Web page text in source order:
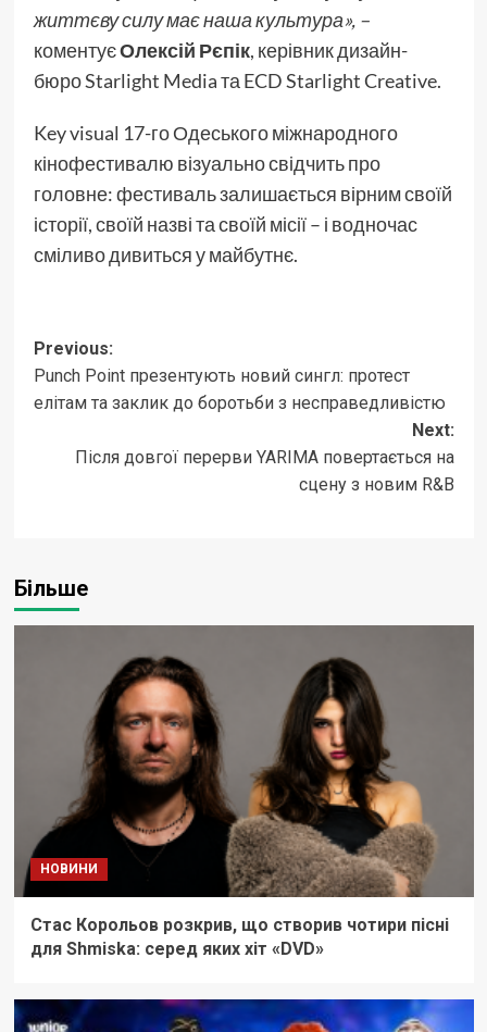
життєву силу має наша культура», –
коментуєОлексій Рєпік, керівник дизайн-
бюро Starlight Media та ECD Starlight Creative.
Key visual 17-го Одеського міжнародного
кінофестивалю візуально свідчить про
головне: фестиваль залишається вірним своїй
історії, своїй назві та своїй місії – і водночас
сміливо дивиться у майбутнє.
Post
navigation
Previous:
Punch Point презентують новий сингл: протест
елітам та заклик до боротьби з несправедливістю
Next:
Після довгої перерви YARIMA повертається на
сцену з новим R&B
Більше
НОВИНИ
Стас Корольов розкрив, що створив чотири пісні
для Shmiska: серед яких хіт «DVD»